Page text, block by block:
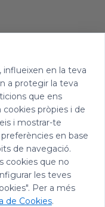
influeixen en la teva
a protegir la teva
que ens
cookies pròpies i de
i mostrar-te
en base
de navegació.
cookies que no
les teves
Per a més
de Cookies.